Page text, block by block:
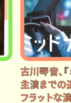
古川琴音、
主演までの
フラットな